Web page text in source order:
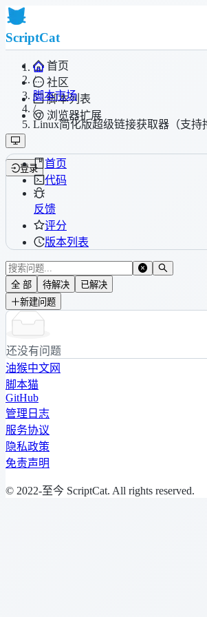
ScriptCat
首页
社区
脚本列表
浏览器扩展
登录
/
脚本市场
/
Linux简化版超级链接获取器（支持
首页
代码
反馈
评分
版本列表
全 部 待解决
已解决
新建问题
还没有问题
油猴中文网
脚本猫
GitHub
管理日志
服务协议
隐私政策
免责声明
© 2022-至今 ScriptCat. All rights reserved.